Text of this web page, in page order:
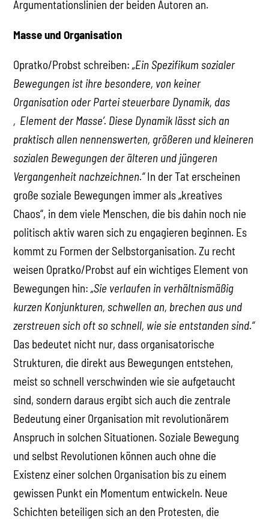
Argumentationslinien der beiden Autoren an.
Masse und Organisation
Opratko/Probst schreiben:„Ein Spezifikum sozialer
Bewegungen ist ihre besondere, von keiner
Organisation oder Partei steuerbare Dynamik, das
‚Element der Masse’. Diese Dynamik lässt sich an
praktisch allen nennenswerten, größeren und kleineren
sozialen Bewegungen der älteren und jüngeren
Vergangenheit nachzeichnen.“In der Tat erscheinen
große soziale Bewegungen immer als „kreatives
Chaos“, in dem viele Menschen, die bis dahin noch nie
politisch aktiv waren sich zu engagieren beginnen. Es
kommt zu Formen der Selbstorganisation. Zu recht
weisen Opratko/Probst auf ein wichtiges Element von
Bewegungen hin:„Sie verlaufen in verhältnismäßig
kurzen Konjunkturen, schwellen an, brechen aus und
zerstreuen sich oft so schnell, wie sie entstanden sind.“
Das bedeutet nicht nur, dass organisatorische
Strukturen, die direkt aus Bewegungen entstehen,
meist so schnell verschwinden wie sie aufgetaucht
sind, sondern daraus ergibt sich auch die zentrale
Bedeutung einer Organisation mit revolutionärem
Anspruch in solchen Situationen. Soziale Bewegung
und selbst Revolutionen können auch ohne die
Existenz einer solchen Organisation bis zu einem
gewissen Punkt ein Momentum entwickeln. Neue
Schichten beteiligen sich an den Protesten, die